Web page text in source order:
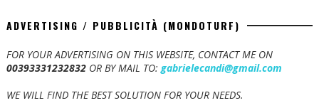
ADVERTISING / PUBBLICITÀ (MONDOTURF)
FOR YOUR ADVERTISING ON THIS WEBSITE, CONTACT ME ON
00393331232832OR BY MAIL TO:gabrielecandi@gmail.com
WE WILL FIND THE BEST SOLUTION FOR YOUR NEEDS.